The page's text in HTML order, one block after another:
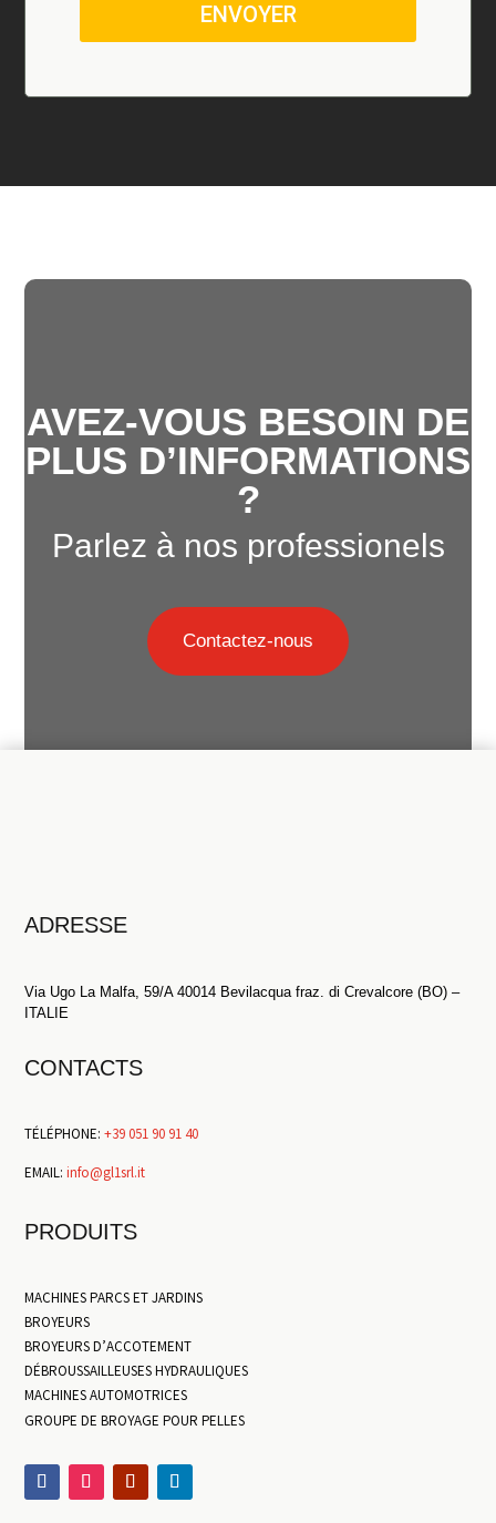
ENVOYER
AVEZ-VOUS BESOIN DE
PLUS D’INFORMATIONS
?
Parlez à nos professionels
Contactez-nous
ADRESSE
Via Ugo La Malfa, 59/A 40014 Bevilacqua fraz. di Crevalcore (BO) –
ITALIE
CONTACTS
TÉLÉPHONE: +39 051 90 91 40
EMAIL:info@gl1srl.it
PRODUITS
MACHINES PARCS ET JARDINS
BROYEURS
BROYEURS D’ACCOTEMENT
DÉBROUSSAILLEUSES HYDRAULIQUES
MACHINES AUTOMOTRICES
GROUPE DE BROYAGE POUR PELLES